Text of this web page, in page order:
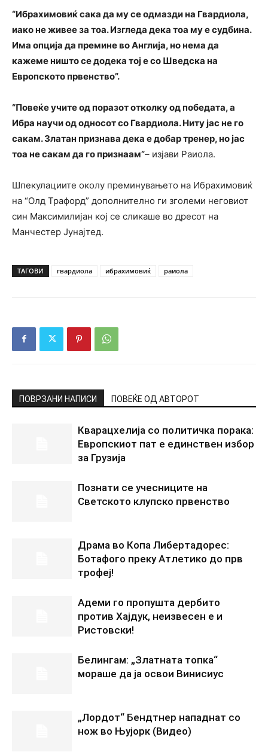
“Ибрахимовиќ сака да му се одмазди на Гвардиола,
иако не живее за тоа. Изгледа дека тоа му е судбина.
Има опција да премине во Англија, но нема да
кажеме ништо се додека тој е со Шведска на
Европското првенство”.
“Повеќе учите од поразот отколку од победата, а
Ибра научи од односот со Гвардиола. Ниту јас не го
сакам. Златан признава дека е добар тренер, но јас
тоа не сакам да го признаам”– изјави Раиола.
Шпекулациите околу преминувањето на Ибрахимовиќ
на “Олд Трафорд” дополнително ги зголеми неговиот
син Максимилијан кој се сликаше во дресот на
Манчестер Јунајтед.
ТАГОВИ гвардиола ибрахимовиќ раиола
ПОВРЗАНИ НАПИСИ ПОВЕЌЕ ОД АВТОРОТ
Кварацхелија со политичка порака:
Европскиот пат е единствен избор
за Грузија
Познати се учесниците на
Светското клупско првенство
Драма во Копа Либертадорес:
Ботафого преку Атлетико до прв
трофеј!
Адеми го пропушта дербито
против Хајдук, неизвесен е и
Ристовски!
Белингам: „Златната топка“
мораше да ја освои Винисиус
„Лордот“ Бендтнер нападнат со
нож во Њујорк (Видео)